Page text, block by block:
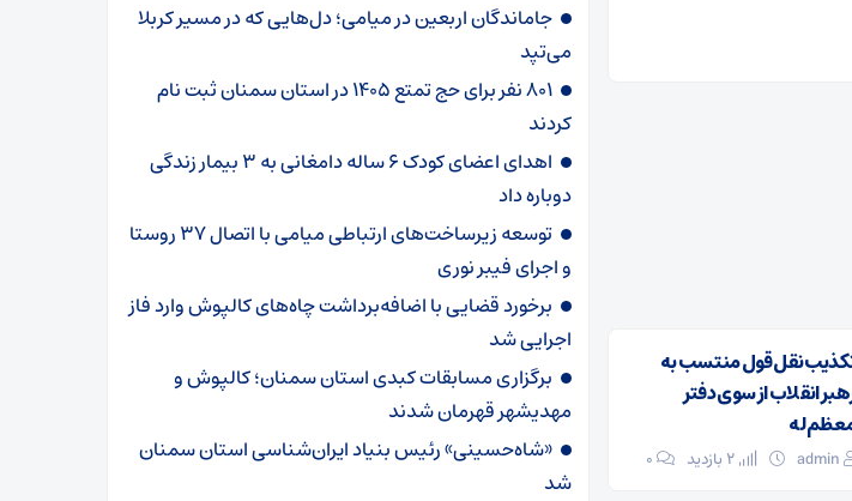
نقل قول منتسب به
انقلاب از سوی دفتر
admin 2 بازدید ۰
جاماندگان اربعین در میامی؛ دل‌هایی که در مسیر کربلا
می‌تپد
۸۰۱ نفر برای حج تمتع ۱۴۰۵ در استان سمنان ثبت نام
کردند
اهدای اعضای کودک ۶ ساله دامغانی به ۳ بیمار زندگی
دوباره داد
توسعه زیرساخت‌های ارتباطی میامی با اتصال ۳۷ روستا
و اجرای فیبر نوری
برخورد قضایی با اضافه‌برداشت چاه‌های کالپوش وارد فاز
اجرایی شد
برگزاری مسابقات کبدی استان سمنان؛ کالپوش و
مهدیشهر قهرمان شدند
«شاه‌حسینی» رئیس بنیاد ایران‌شناسی استان سمنان
شد